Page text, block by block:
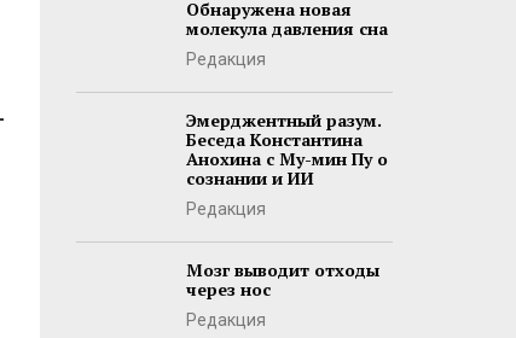
Обнаружена новая
молекула давления сна
Редакция
Эмерджентный разум.
Беседа Константина
Анохина с Му-мин Пу о
сознании и ИИ
Редакция
Мозг выводит отходы
через нос
Редакция